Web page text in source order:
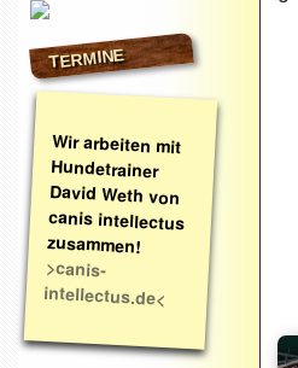
TERMINE
Wir arbeiten mit
Hundetrainer
David Weth von
canis intellectus
zusammen!
>canis-
intellectus.de<